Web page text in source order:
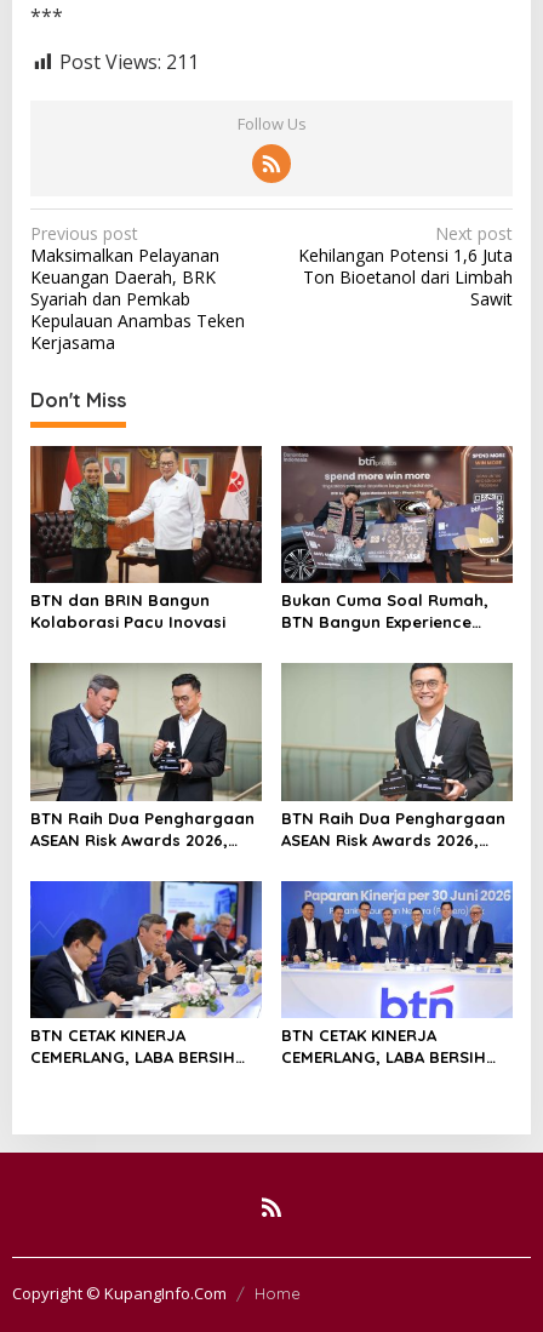
***
Post Views: 211
Follow Us
P
o
s
t
a
v
g
a
t
i
o
n
Previous post
Maksimalkan Pelayanan
Keuangan Daerah, BRK
Syariah dan Pemkab
Kepulauan Anambas Teken
Kerjasama
Next post
Kehilangan Potensi 1,6 Juta
Ton Bioetanol dari Limbah
Sawit
Don't Miss
BTN dan BRIN Bangun
Kolaborasi Pacu Inovasi
Bukan Cuma Soal Rumah,
BTN Bangun Experience
BTN Raih Dua Penghargaan
ASEAN Risk Awards 2026,
Manajemen Risiko
Berstandar Internasional
Perkuat Pertumbuhan
Berkelanjutan
BTN Raih Dua Penghargaan
ASEAN Risk Awards 2026,
Manajemen Risiko
Berstandar Internasional
Perkuat Pertumbuhan
Berkelanjutan
BTN CETAK KINERJA
CEMERLANG, LABA BERSIH
BTN CETAK KINERJA
CEMERLANG, LABA BERSIH
Copyright © KupangInfo.Com Home